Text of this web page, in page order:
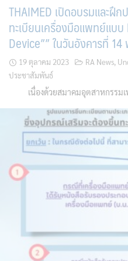
THAIMED เปิดอบรมและฝึ
ทะเบียนเครื่องมือแพทย์แบ
Device”” ในวันอังคารที่
19 ตุลาคม 2023 RA News,
ประชาสัมพันธ์
เนื่องด้วยสมาคมอุตสาหกรรมเท